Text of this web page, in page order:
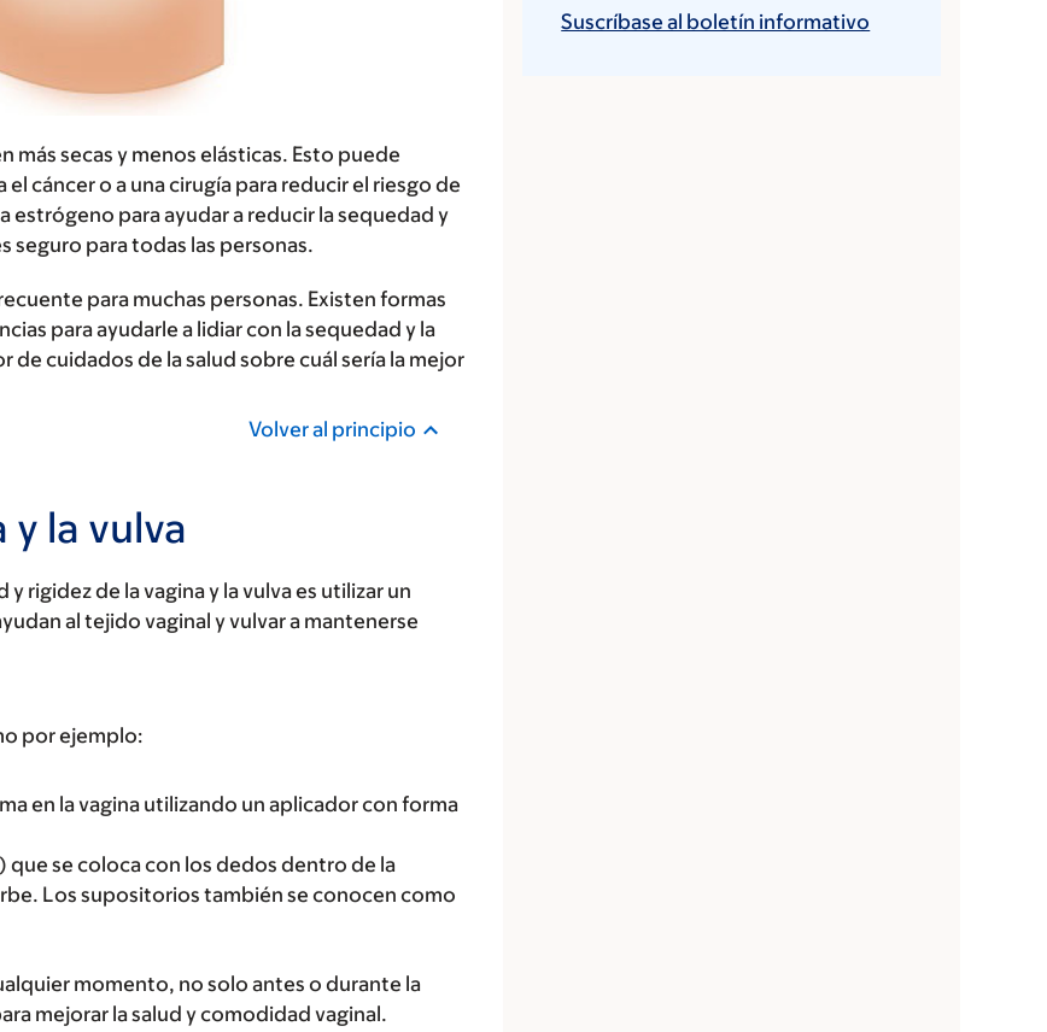
más secas y menos elásticas. Esto puede
cáncer o a una cirugía para reducir el riesgo de
estrógeno para ayudar a reducir la sequedad y
seguro para todas las personas.
para muchas personas. Existen formas
para ayudarle a lidiar con la sequedad y la
de cuidados de la salud sobre cuál sería la mejor
Volver al principio
la vulva
rigidez de la vagina y la vulva es utilizar un
al tejido vaginal y vulvar a mantenerse
por ejemplo:
en la vagina utilizando un aplicador con forma
que se coloca con los dedos dentro de la
Los supositorios también se conocen como
momento, no solo antes o durante la
mejorar la salud y comodidad vaginal.
Suscríbase al boletín informativo